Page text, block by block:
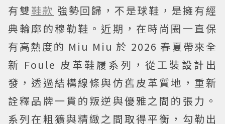
有雙鞋款 強勢回歸，不是球鞋，是擁有經
典輪廓的穆勒鞋。近期，在時尚圈一直保
有高熱度的 Miu Miu 於 2026 春夏帶來全
新 Foule 皮革鞋履系列，從工裝設計出
發，透過結構線條與仿舊皮革質地，重新
詮釋品牌一貫的叛逆與優雅之間的張力。
系列在粗獷與精緻之間取得平衡，勾勒出